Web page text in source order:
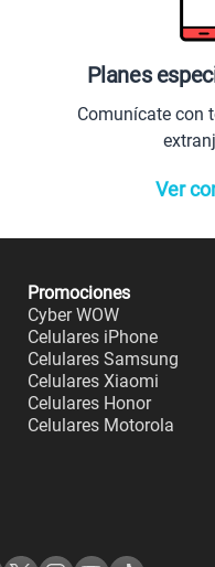
Planes
Comunícate con
Ver
Promociones
Cyber WOW
Celulares iPhone
Celulares Samsung
Celulares Xiaomi
Celulares Honor
Celulares Motorola